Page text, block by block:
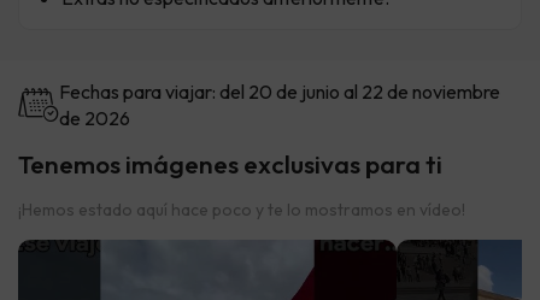
Fechas para viajar: del 20 de junio al 22 de noviembre
de 2026
Tenemos imágenes exclusivas para ti
¡Hemos estado aquí hace poco y te lo mostramos en vídeo!